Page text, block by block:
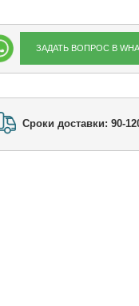
ЗАДАТЬ ВОПРОС В
Сроки доставки: 90-